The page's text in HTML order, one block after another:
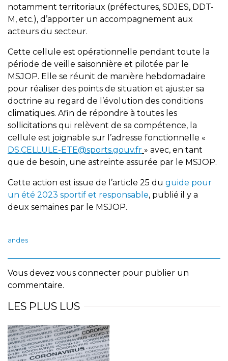
notamment territoriaux (préfectures, SDJES, DDT-
M, etc.), d’apporter un accompagnement aux
acteurs du secteur.
Cette cellule est opérationnelle pendant toute la
période de veille saisonnière et pilotée par le
MSJOP. Elle se réunit de manière hebdomadaire
pour réaliser des points de situation et ajuster sa
doctrine au regard de l’évolution des conditions
climatiques. Afin de répondre à toutes les
sollicitations qui relèvent de sa compétence, la
cellule est joignable sur l’adresse fonctionnelle «
DS.CELLULE-ETE@sports.gouv.fr » avec, en tant
que de besoin, une astreinte assurée par le MSJOP.
Cette action est issue de l’article 25 du guide pour
un été 2023 sportif et responsable, publié il y a
deux semaines par le MSJOP.
andes
Vous devez vous connecter pour publier un
commentaire.
LES PLUS LUS